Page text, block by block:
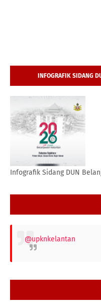
INFOGRAFIK SIDANG
Infografik Sidang DUN
@upknkelantan